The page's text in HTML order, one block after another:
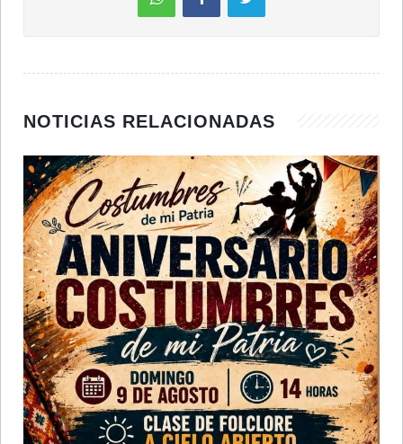
NOTICIAS RELACIONADAS